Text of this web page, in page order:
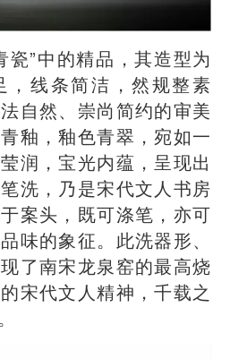
瓷”中的精品，其造型为
，线条简洁，然规整素
自然、崇尚简约的审美
釉，釉色青翠，宛如一
润，宝光内蕴，呈现出
洗，乃是宋代文人书房
案头，既可涤笔，亦可
味的象征。此洗器形、
了南宋龙泉窑的最高烧
宋代文人精神，千载之